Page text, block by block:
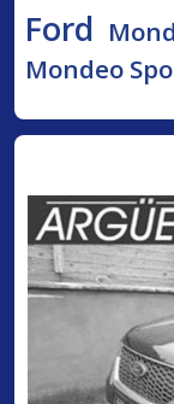
Ford
Mondeo